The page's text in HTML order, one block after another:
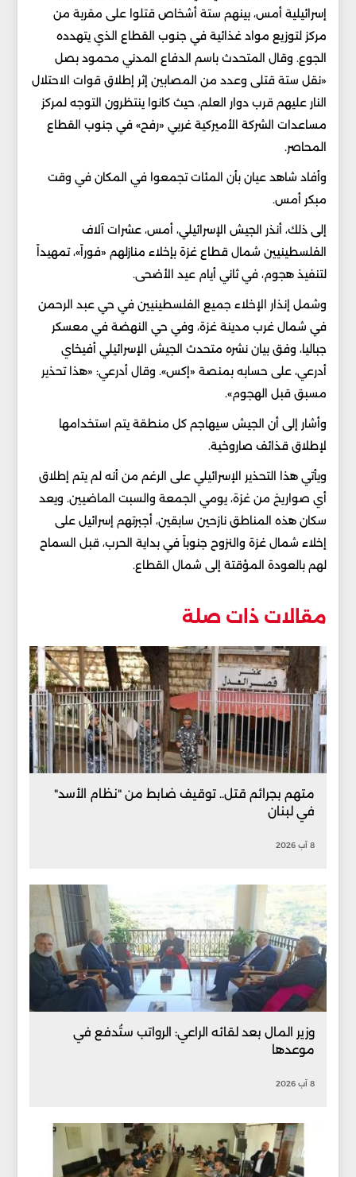
إسرائيلية أمس، بينهم ستة أشخاص قتلوا على مقربة من
مركز لتوزيع مواد غذائية في جنوب القطاع الذي يتهدده
الجوع. وقال المتحدث باسم الدفاع المدني محمود بصل
«نقل ستة قتلى وعدد من المصابين إثر إطلاق قوات الاحتلال
النار عليهم قرب دوار العلم، حيث كانوا ينتظرون التوجه لمركز
مساعدات الشركة الأميركية غربي «رفح» في جنوب القطاع
المحاصر.
وأفاد شاهد عيان بأن المئات تجمعوا في المكان في وقت
مبكر أمس.
إلى ذلك، أنذر الجيش الإسرائيلي، أمس، عشرات آلاف
الفلسطينيين شمال قطاع غزة بإخلاء منازلهم «فوراً»، تمهيداً
لتنفيذ هجوم، في ثاني أيام عيد الأضحى.
وشمل إنذار الإخلاء جميع الفلسطينيين في حي عبد الرحمن
في شمال غرب مدينة غزة، وفي حي النهضة في معسكر
جباليا، وفق بيان نشره متحدث الجيش الإسرائيلي أفيخاي
أدرعي، على حسابه بمنصة «إكس». وقال أدرعي: «هذا تحذير
مسبق قبل الهجوم».
وأشار إلى أن الجيش سيهاجم كل منطقة يتم استخدامها
لإطلاق قذائف صاروخية.
ويأتي هذا التحذير الإسرائيلي على الرغم من أنه لم يتم إطلاق
أي صواريخ من غزة، يومي الجمعة والسبت الماضيين. ويعد
سكان هذه المناطق نازحين سابقين، أجبرتهم إسرائيل على
إخلاء شمال غزة والنزوح جنوباً في بداية الحرب، قبل السماح
لهم بالعودة المؤقتة إلى شمال القطاع.
مقالات ذات صلة
متهم بجرائم قتل.. توقيف ضابط من "نظام الأسد"
في لبنان
8 آب 2026
وزير المال بعد لقائه الراعي: الرواتب ستُدفع في
موعدها
8 آب 2026